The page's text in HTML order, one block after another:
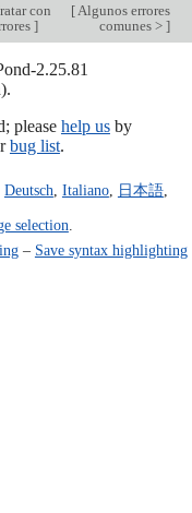
con
]
[Algunos errores
comunes > ]
2.25.81
please help usby
bug list.
Deutsch Italiano, 日本語,
selection
– Save syntax highlighting